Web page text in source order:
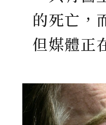
的死亡，
但媒體正